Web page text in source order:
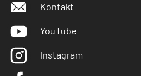
Kontakt
YouTube
Instagram